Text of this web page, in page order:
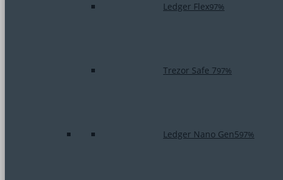
Ledger Flex97%
Trezor Safe 797%
Ledger Nano Gen597%